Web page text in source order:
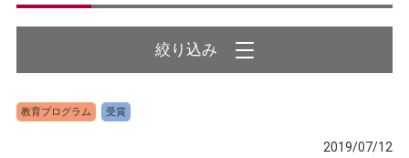
教育プログラム 受賞
2019/07/12